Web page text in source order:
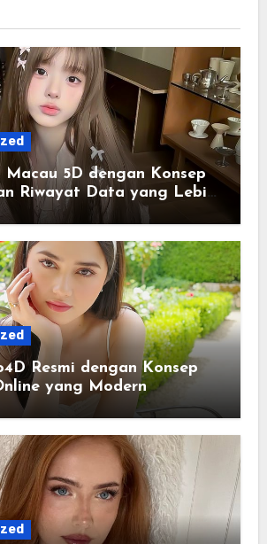
5D dengan Konsep
Riwayat Data yang Lebih
Sistematis
Resmi dengan Konsep
yang Modern